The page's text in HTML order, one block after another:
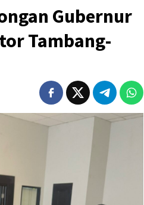
Gubernur
Tambang-